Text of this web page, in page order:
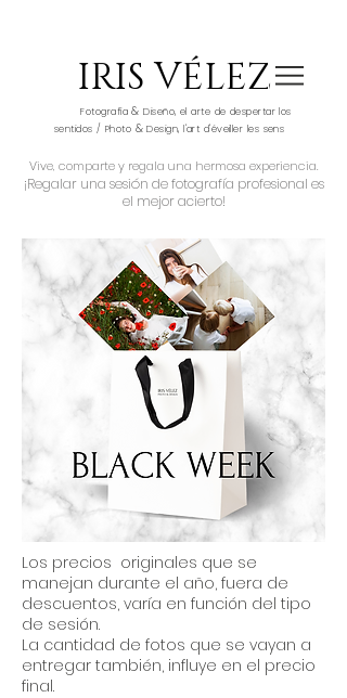
IRIS VÉLEZ
Fotografía& Diseño, el arte de despertar los
sentidos / Photo & Design, l'art d'éveiller les sens
Vive, comparte y regala una hermosa experiencia.
¡Regalar una sesión de fotografía profesional es
el mejor acierto!
Los precios originales que se
manejan durante el año, fuera de
descuentos, varía en función del tipo
de sesión.
La cantidad de fotos que se vayan a
entregar también, influye en el precio
final.